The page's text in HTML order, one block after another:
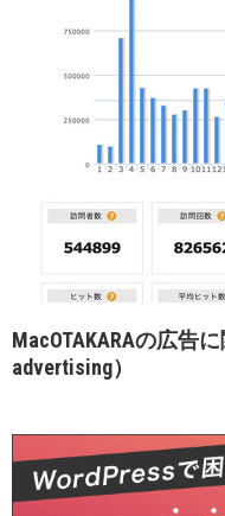
MacOTAKARAの広告
advertising）